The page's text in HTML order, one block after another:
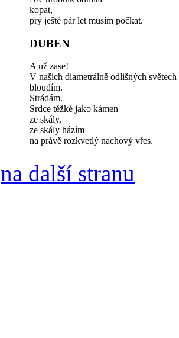
kopat,
prý ještě pár let musím počkat.
DUBEN
A už zase!
V našich diametrálně odlišných světech
bloudím.
Strádám.
Srdce těžké jako kámen
ze skály,
ze skály házím
na právě rozkvetlý nachový vřes.
na další stranu